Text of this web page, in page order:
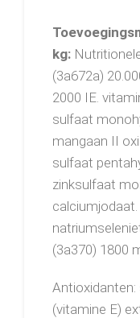
kg:
(3a672a)
2000 IE.
sulfaat
mangaan II
sulfaat
zinksulfaat
calciumjodaat.
(3a370) 1800
(vitamine E)